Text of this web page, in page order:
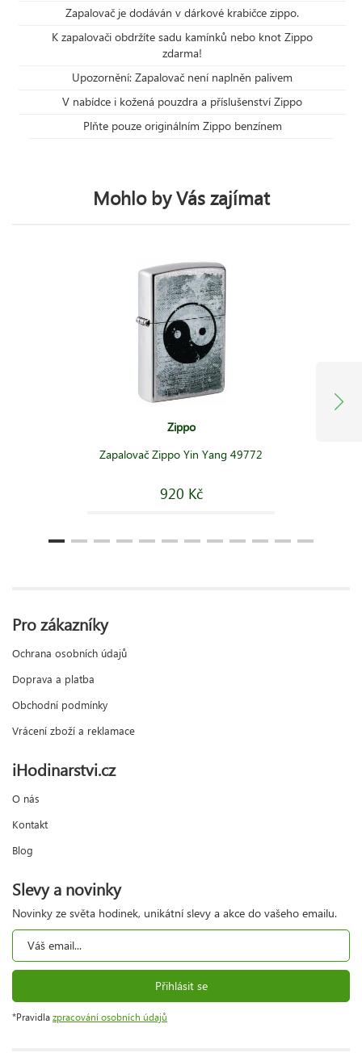
Zapalovač je dodáván v dárkové krabičce zippo.
K zapalovači obdržíte sadu kamínků nebo knot Zippo
zdarma!
Upozornění: Zapalovač není naplněn palivem
V nabídce i kožená pouzdra a příslušenství Zippo
Plňte pouze originálním Zippo benzínem
Mohlo by Vás zajímat
Zippo
Zapalovač Zippo Yin Yang 49772
920 Kč
Pro zákazníky
Ochrana osobních údajů
Doprava a platba
Obchodní podmínky
Vrácení zboží a reklamace
iHodinarstvi.cz
O nás
Kontakt
Blog
Slevy a novinky
Novinky ze světa hodinek, unikátní slevy a akce do vašeho emailu.
Přihlásit se
*Pravidla zpracování osobních údajů